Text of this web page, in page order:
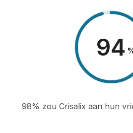
98
98% zou Crisalix aan hun